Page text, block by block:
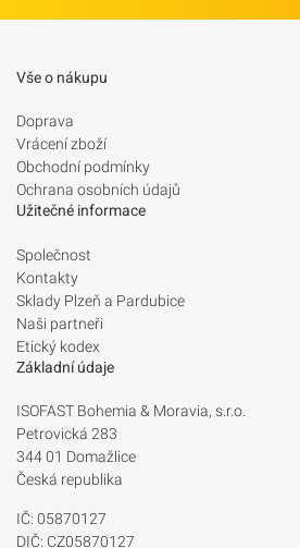
Vše o nákupu
Doprava
Vrácení zboží
Obchodní podmínky
Ochrana osobních údajů
Užitečné informace
Společnost
Kontakty
Sklady Plzeň a Pardubice
Naši partneři
Etický kodex
Základní údaje
ISOFAST Bohemia & Moravia, s.r.o.
Petrovická 283
344 01 Domažlice
Česká republika
IČ: 05870127
DIČ: CZ05870127